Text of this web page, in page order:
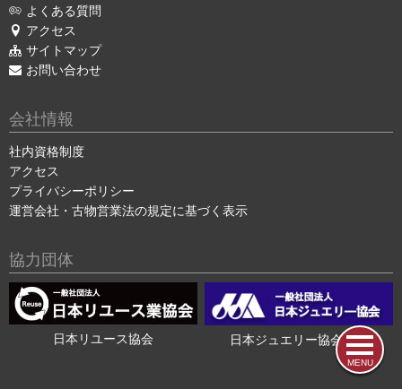
MENU
よくある質問
アクセス
サイトマップ
お問い合わせ
会社情報
社内資格制度
アクセス
プライバシーポリシー
運営会社・古物営業法の規定に基づく表示
協力団体
日本リユース協会 日本ジュエリー協会会員